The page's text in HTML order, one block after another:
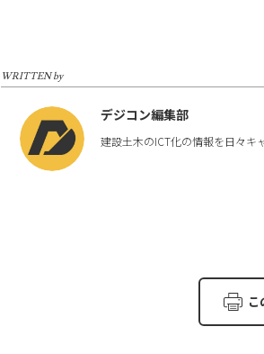
WRITTEN by
デジコン編集部
建設土木のICT化の情報を日々キ
こ